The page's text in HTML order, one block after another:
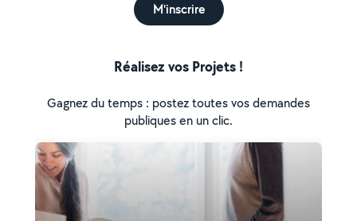
M'inscrire
Réalisez vos Projets !
Gagnez du temps : postez toutes vos demandes
publiques en un clic.